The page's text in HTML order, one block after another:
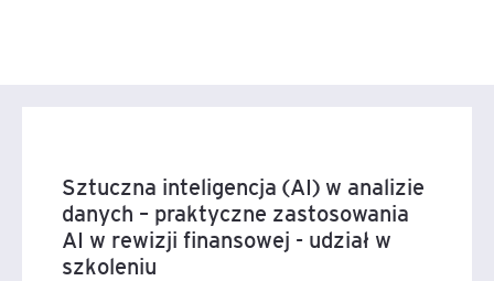
Sztuczna inteligencja (AI) w analizie
danych – praktyczne zastosowania
AI w rewizji finansowej - udział w
szkoleniu